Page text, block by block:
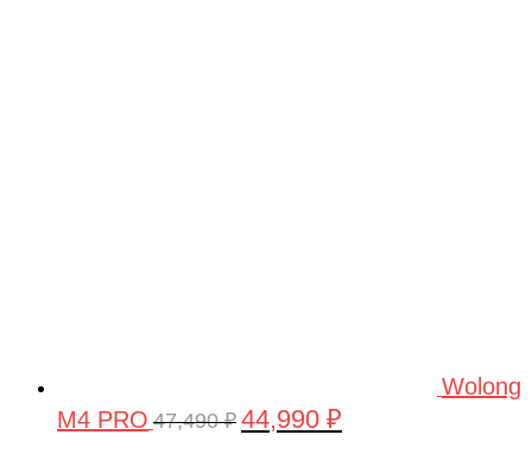
Wolong
M4 PRO 47,490₽ Первоначальная
44,990 ₽